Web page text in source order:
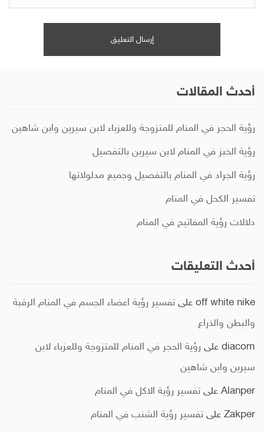
أحدث المقالات
رؤية الحجر في المنام للمتزوجة وللعزباء لابن سيرين وابن شاهين
رؤية الخبز في المنام لابن سيرين بالتفصيل
رؤية الجراد في المنام بالتفصيل وجميع مدلولاتها
تفسير الكحل في المنام
دلالات رؤية المفاتيح في المنام
أحدث التعليقات
off white nike على تفسير رؤية اعضاء الجسم في المنام الرقبة
والبطن والذراع
diacom على رؤية الحجر في المنام للمتزوجة وللعزباء لابن
سيرين وابن شاهين
Alanper على تفسير رؤية الاكل في المنام
Zakper على تفسير رؤية الشنب في المنام